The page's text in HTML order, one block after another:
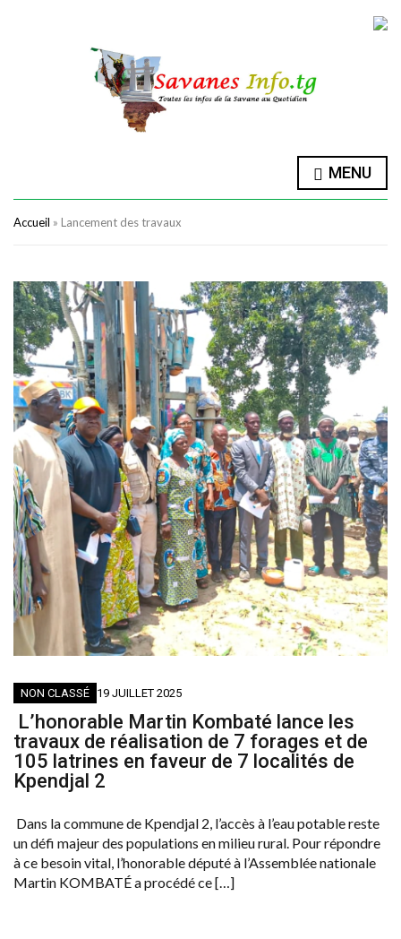
MENU
Accueil » Lancement des travaux
NON CLASSÉ 19 JUILLET 2025
L’honorable Martin Kombaté lance les
travaux de réalisation de 7 forages et de
105 latrines en faveur de 7 localités de
Kpendjal 2
Dans la commune de Kpendjal 2, l’accès à l’eau potable reste
un défi majeur des populations en milieu rural. Pour répondre
à ce besoin vital, l’honorable député à l’Assemblée nationale
Martin KOMBATÉ a procédé ce […]